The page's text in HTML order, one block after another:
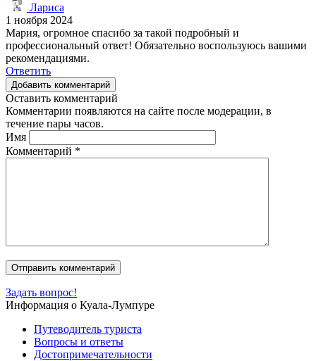
Лариса
1 ноября 2024
Мария, огромное спасибо за такой подробный и
профессиональный ответ! Обязательно воспользуюсь вашими
рекомендациями.
Ответить
Добавить комментарий
Оставить комментарий
Комментарии появляются на сайте после модерации, в
течение пары часов.
Имя
Комментарий *
Задать вопрос!
Информация о Куала-Лумпуре
Путеводитель туриста
Вопросы и ответы
Достопримечательности